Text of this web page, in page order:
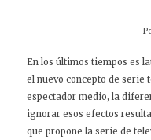
En los últimos tiempos es
el nuevo concepto de serie
espectador medio, la
ignorar esos efectos
que propone la serie de